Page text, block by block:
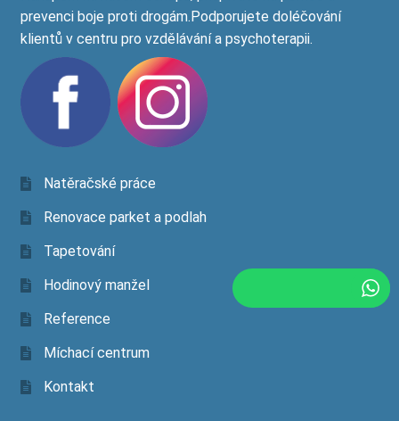
prevenci boje proti drogám.Podporujete doléčování
klientů v centru pro vzdělávání a psychoterapii.
Natěračské práce
Renovace parket a podlah
Tapetování
Hodinový manžel
Reference
Míchací centrum
Kontakt